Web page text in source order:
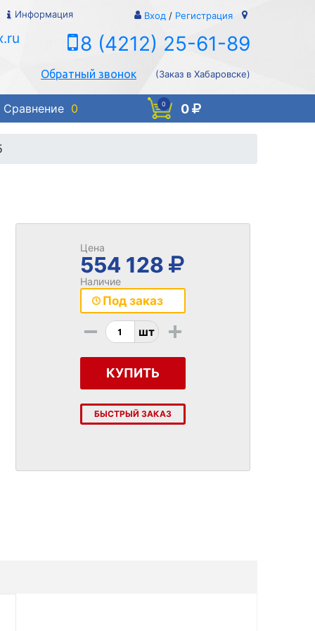
Информация Вход / Регистрация
8 (4212) 25-61-89
Обратный звонок (Заказ в Хабаровске)
Сравнение 0 0 0
Цена
554 128
Наличие
Под заказ
- шт +
КУПИТЬ
БЫСТРЫЙ ЗАКАЗ